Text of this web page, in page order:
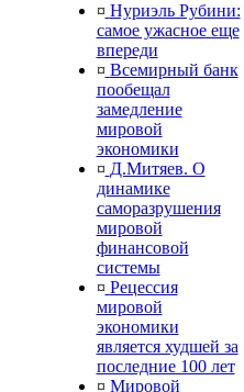
¤ Нуриэль Рубини:
самое ужасное еще
впереди
¤ Всемирный банк
пообещал
замедление
мировой
экономики
¤ Д.Митяев. О
динамике
саморазрушения
мировой
финансовой
системы
¤ Рецессия
мировой
экономики
является худшей за
последние 100 лет
¤ Мировой